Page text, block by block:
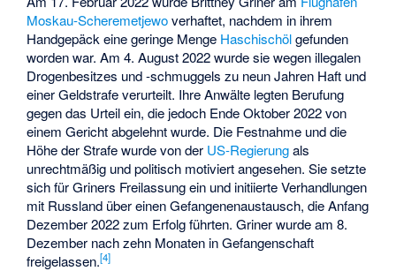
Moskau-Scheremetjewoverhaftet, nachdem in ihrem
Handgepäck eine geringe Menge Haschischölgefunden
worden war. Am 4. August 2022 wurde sie wegen illegalen
Drogenbesitzes und -schmuggels zu neun Jahren Haft und
einer Geldstrafe verurteilt. Ihre Anwälte legten Berufung
gegen das Urteil ein, die jedoch Ende Oktober 2022 von
einem Gericht abgelehnt wurde. Die Festnahme und die
Höhe der Strafe wurde von der US-Regierungals
unrechtmäßig und politisch motiviert angesehen. Sie setzte
sich für Griners Freilassung ein und initiierte Verhandlungen
mit Russland über einen Gefangenenaustausch, die Anfang
Dezember 2022 zum Erfolg führten. Griner wurde am 8.
Dezember nach zehn Monaten in Gefangenschaft
freigelassen.[4]